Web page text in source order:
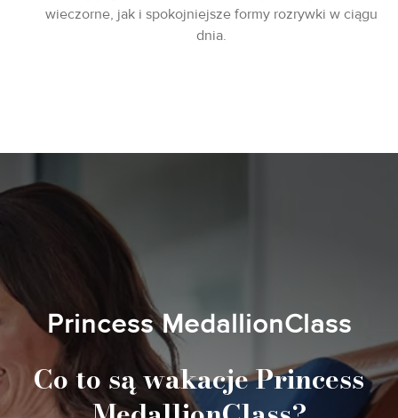
wieczorne, jak i spokojniejsze formy rozrywki w ciągu
dnia.
Princess MedallionClass
Co to są wakacje Princess